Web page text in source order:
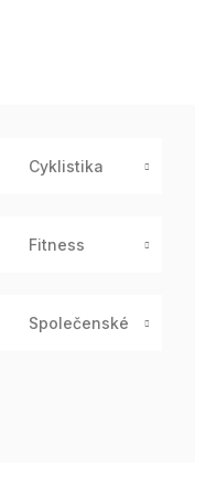
Cyklistika
Fitness
Společenské